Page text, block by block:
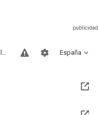
España
Sitios compatibles